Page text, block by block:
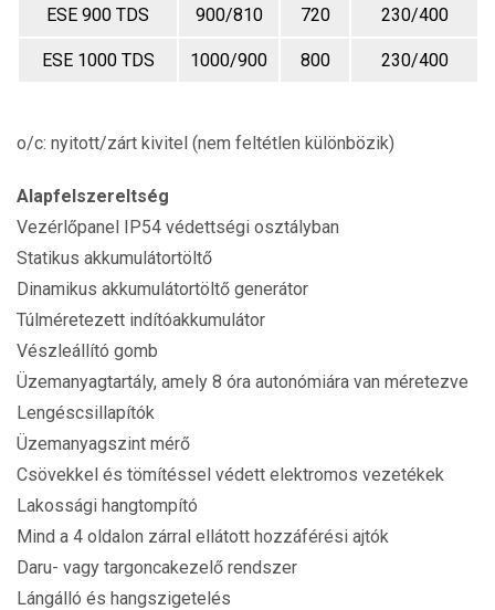
ESE 900 TDS 900/810 720 230/400
ESE 1000 TDS 1000/900 800 230/400
o/c: nyitott/zárt kivitel (nem feltétlen különbözik)
Alapfelszereltség
Vezérlőpanel IP54 védettségi osztályban
Statikus akkumulátortöltő
Dinamikus akkumulátortöltő generátor
Túlméretezett indítóakkumulátor
Vészleállító gomb
Üzemanyagtartály, amely 8 óra autonómiára van méretezve
Lengéscsillapítók
Üzemanyagszint mérő
Csövekkel és tömítéssel védett elektromos vezetékek
Lakossági hangtompító
Mind a 4 oldalon zárral ellátott hozzáférési ajtók
Daru- vagy targoncakezelő rendszer
Lángálló és hangszigetelés